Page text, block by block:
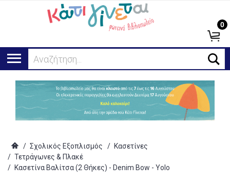
Αναζήτηση...
0
/ Σχολικός Εξοπλισμός / Κασετίνες
/ Τετράγωνες & Πλακέ
/ Κασετίνα Βαλίτσα (2 Θήκες) - Denim Bow - Yolo